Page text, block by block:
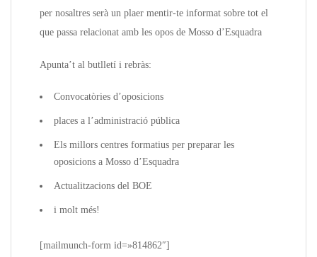
per nosaltres serà un plaer mentir-te informat sobre tot el
que passa relacionat amb les opos de Mosso d’Esquadra
Apunta’t al butlletí i rebràs:
Convocatòries d’oposicions
places a l’administració pública
Els millors centres formatius per preparar les
oposicions a Mosso d’Esquadra
Actualitzacions del BOE
i molt més!
[mailmunch-form id=»814862″]